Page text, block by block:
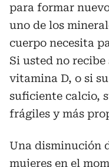
para formar
uno de los
cuerpo necesita
Si usted no
vitamina D, o si
suficiente calcio,
frágiles y más
Una disminución
mujeres en el